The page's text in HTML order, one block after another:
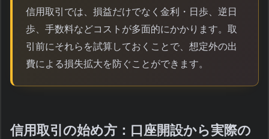
信用取引では、損益だけでなく金利・日歩、逆日
歩、手数料などコストが多面的にかかります。取
引前にそれらを試算しておくことで、想定外の出
費による損失拡大を防ぐことができます。
信用取引の始め方：口座開設から実際の